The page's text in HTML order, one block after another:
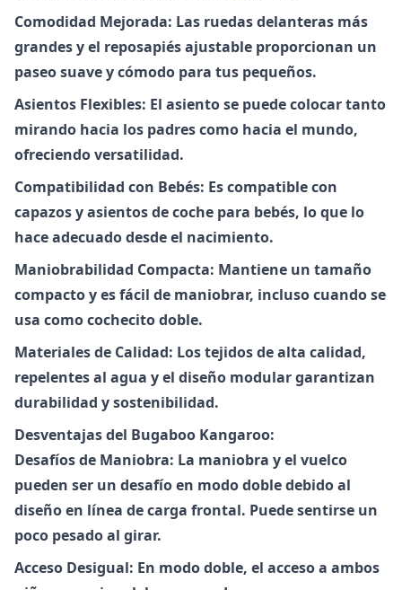
Comodidad Mejorada: Las ruedas delanteras más
grandes y el reposapiés ajustable proporcionan un
paseo suave y cómodo para tus pequeños.
Asientos Flexibles: El asiento se puede colocar tanto
mirando hacia los padres como hacia el mundo,
ofreciendo versatilidad.
Compatibilidad con Bebés: Es compatible con
capazos y asientos de coche para bebés, lo que lo
hace adecuado desde el nacimiento.
Maniobrabilidad Compacta: Mantiene un tamaño
compacto y es fácil de maniobrar, incluso cuando se
usa como cochecito doble.
Materiales de Calidad: Los tejidos de alta calidad,
repelentes al agua y el diseño modular garantizan
durabilidad y sostenibilidad.
Desventajas del Bugaboo Kangaroo:
Desafíos de Maniobra: La maniobra y el vuelco
pueden ser un desafío en modo doble debido al
diseño en línea de carga frontal. Puede sentirse un
poco pesado al girar.
Acceso Desigual: En modo doble, el acceso a ambos